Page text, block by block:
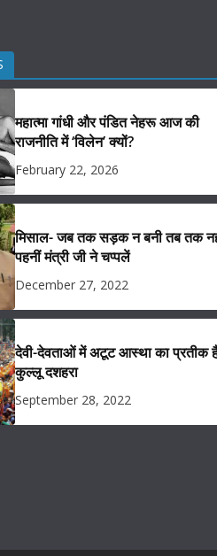
महात्मा गांधी और पंडित नेहरू आज की
राजनीति में ‘विलेन’ क्यों?
February 22, 2026
मिसाल- जब तक सड़क न बनी तब तक
पहनीं मंत्री जी ने चप्पलें
December 27, 2022
देवी-देवताओं में अटूट आस्था का प्रतीक
कुल्लू दशहरा
September 28, 2022